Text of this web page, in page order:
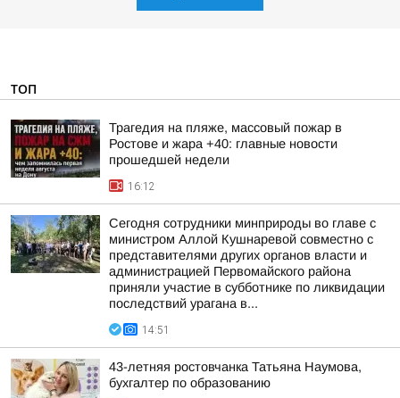
ТОП
Трагедия на пляже, массовый пожар в
Ростове и жара +40: главные новости
прошедшей недели
16:12
Сегодня сотрудники минприроды во главе с
министром Аллой Кушнаревой совместно с
представителями других органов власти и
администрацией Первомайского района
приняли участие в субботнике по ликвидации
последствий урагана в...
14:51
43-летняя ростовчанка Татьяна Наумова,
бухгалтер по образованию